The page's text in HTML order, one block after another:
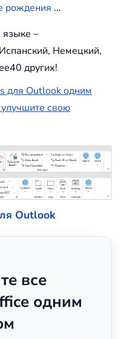
рождения ...
–
Немецкий,
других!
для Outlook одним
свою
Outlook
все
одним